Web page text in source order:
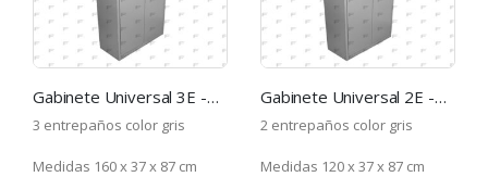
Gabinete Universal 3E -GR
3 entrepaños color gris
Medidas 160 x 37 x 87 cm
Gabinete Universal 2E -GR
2 entrepaños color gris
Medidas 120 x 37 x 87 cm